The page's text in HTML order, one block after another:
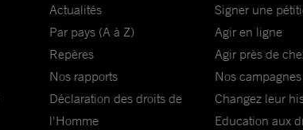
Actualités
Par pays (A à Z)
Repères
Nos rapports
Déclaration des droits de
l'Homme
Signer une
Agir en ligne
Agir près de
Nos campagnes
Changez leur
Education aux